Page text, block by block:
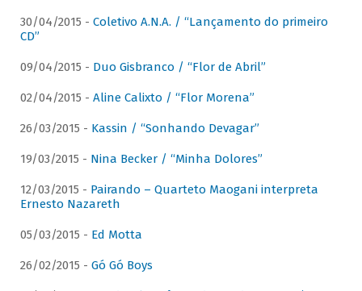
30/04/2015 - Coletivo A.N.A. / “Lançamento do primeiro
CD”
09/04/2015 - Duo Gisbranco / “Flor de Abril”
02/04/2015 - Aline Calixto / “Flor Morena”
26/03/2015 - Kassin / “Sonhando Devagar”
19/03/2015 - Nina Becker / “Minha Dolores”
12/03/2015 - Pairando – Quarteto Maogani interpreta
Ernesto Nazareth
05/03/2015 - Ed Motta
26/02/2015 - Gó Gó Boys